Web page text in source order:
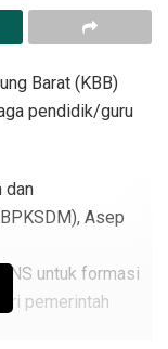
Barat (KBB)
pendidik/guru
dan
Asep
untuk formasi
pemerintah